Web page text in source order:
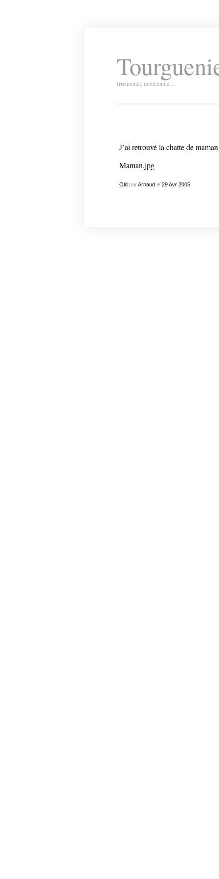
Irrationnel, molletonné…
J’ai retrouvé la chatte de
Maman.jpg
Old parArnaud le 29 Avr 2005